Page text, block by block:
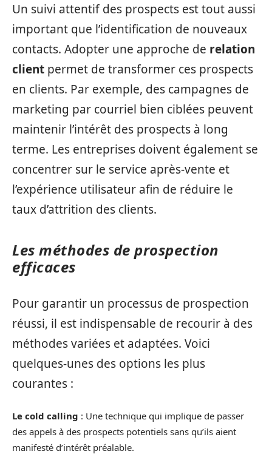
Un suivi attentif des prospects est tout aussi
important que l’identification de nouveaux
contacts. Adopter une approche de relation
client permet de transformer ces prospects
en clients. Par exemple, des campagnes de
marketing par courriel bien ciblées peuvent
maintenir l’intérêt des prospects à long
terme. Les entreprises doivent également se
concentrer sur le service après-vente et
l’expérience utilisateur afin de réduire le
taux d’attrition des clients.
Les méthodes de prospection
efficaces
Pour garantir un processus de prospection
réussi, il est indispensable de recourir à des
méthodes variées et adaptées. Voici
quelques-unes des options les plus
courantes :
Le cold calling : Une technique qui implique de passer
des appels à des prospects potentiels sans qu’ils aient
manifesté d’intérêt préalable.